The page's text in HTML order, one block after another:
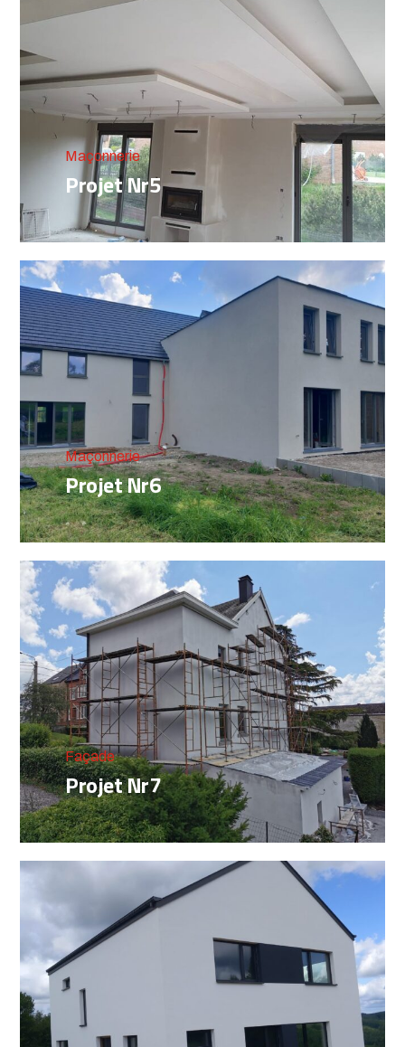
Maçonnerie
Projet Nr5
Maçonnerie
Projet Nr6
Façade
Projet Nr7